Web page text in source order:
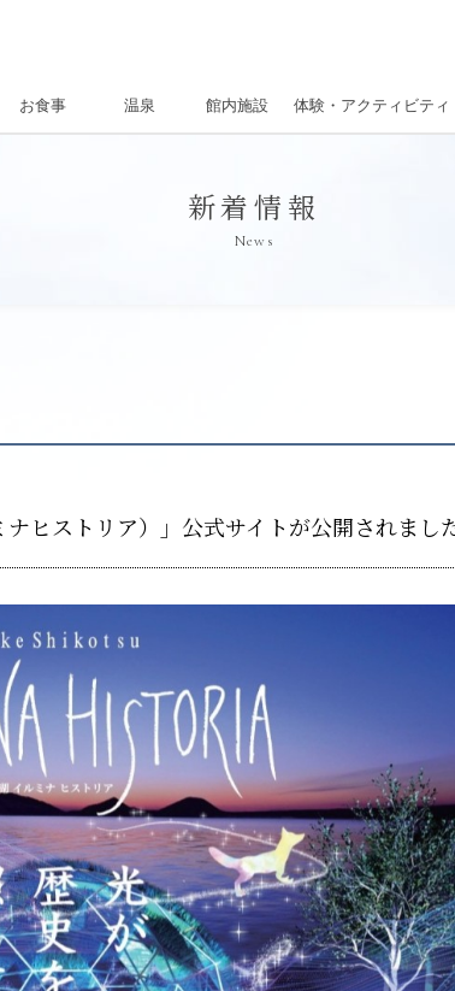
お食事 温泉 館内施設 体験・アクティビティ
新着情報
News
ヒストリア）」公式サイトが公開されまし